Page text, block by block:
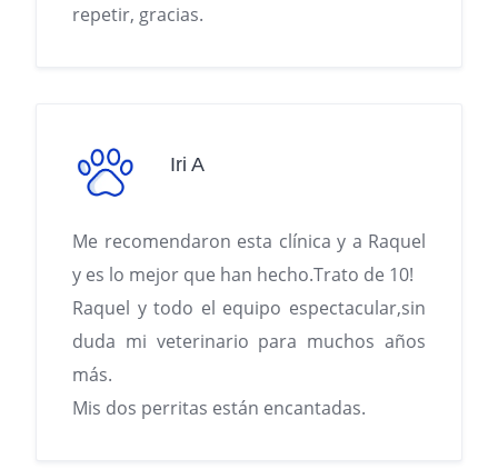
repetir, gracias.
Iri A
Me recomendaron esta clínica y a Raquel
y es lo mejor que han hecho.Trato de 10!
Raquel y todo el equipo espectacular,sin
duda mi veterinario para muchos años
más.
Mis dos perritas están encantadas.